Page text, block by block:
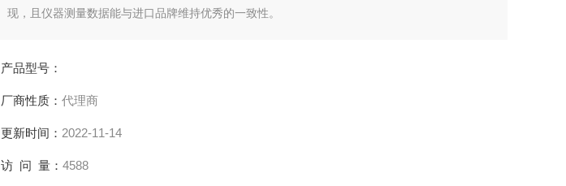
现，且仪器测量数据能与进口品牌维持优秀的一致性。
产品型号：
厂商性质： 代理商
更新时间： 2022-11-14
访 问 量： 4588